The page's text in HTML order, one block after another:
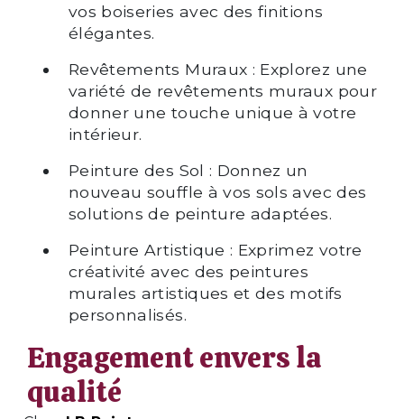
vos boiseries avec des finitions
élégantes.
Revêtements Muraux : Explorez une
variété de revêtements muraux pour
donner une touche unique à votre
intérieur.
Peinture des Sol : Donnez un
nouveau souffle à vos sols avec des
solutions de peinture adaptées.
Peinture Artistique : Exprimez votre
créativité avec des peintures
murales artistiques et des motifs
personnalisés.
Engagement envers la
qualité